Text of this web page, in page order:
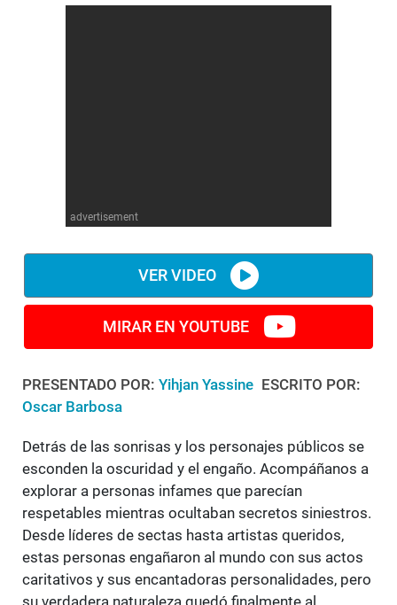
advertisement
VER VIDEO
MIRAR EN YOUTUBE
PRESENTADO POR: Yihjan Yassine ESCRITO POR:
Oscar Barbosa
Detrás de las sonrisas y los personajes públicos se
esconden la oscuridad y el engaño. Acompáñanos a
explorar a personas infames que parecían
respetables mientras ocultaban secretos siniestros.
Desde líderes de sectas hasta artistas queridos,
estas personas engañaron al mundo con sus actos
caritativos y sus encantadoras personalidades, pero
su verdadera naturaleza quedó finalmente al